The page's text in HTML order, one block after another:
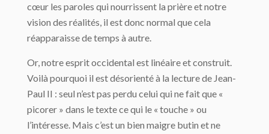
cœur les paroles qui nourrissent la prière et notre
vision des réalités, il est donc normal que cela
réapparaisse de temps à autre.
Or, notre esprit occidental est linéaire et construit.
Voilà pourquoi il est désorienté à la lecture de Jean-
Paul II : seul n’est pas perdu celui qui ne fait que «
picorer » dans le texte ce qui le « touche » ou
l’intéresse. Mais c’est un bien maigre butin et ne